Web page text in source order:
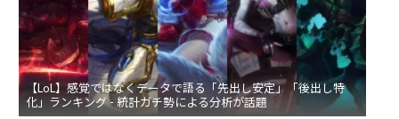
【LoL】感覚ではなくデータで語る「先出し安定」「後出し特
化」ランキング - 統計ガチ勢による分析が話題